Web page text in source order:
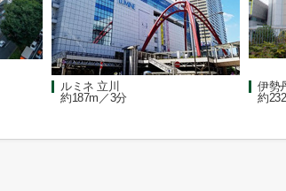
ルミネ 立川
約187m／3分
伊勢
約